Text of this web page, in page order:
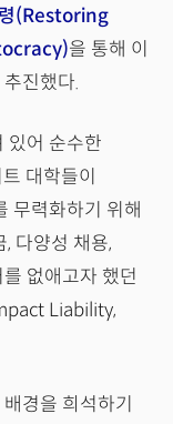
(Restoring
을 통해 이
진했다.
있어 순수한
대학들이
무력화하기 위해
다양성 채용,
없애고자 했던
Liability,
경을 희석하기